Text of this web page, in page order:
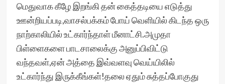
மெதுவாக கீழே இறங்கி தன் கைத்தடியை எடுத்து
ஊன்றியப்படி,வாசல்பக்கம் போய் வெளியில் கிடந்த ஒரு
நாற்காலியில் உட்கார்ந்தாள் மீனாட்சி.அமுதா
பிள்ளைகளை பாடசாலைக்கு அனுப்பிவிட்டு
வந்தவள்,ஏன் அத்தை இவ்வளவு வெய்யிலில்
உட்கார்ந்து இருக்கீங்கள்!தலை ஏதும் சுத்தப்போகுது